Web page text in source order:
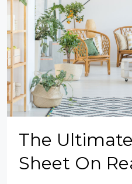
The
Sheet On